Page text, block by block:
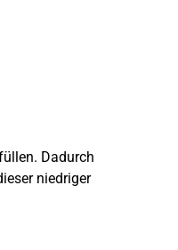
Dadurch
niedriger